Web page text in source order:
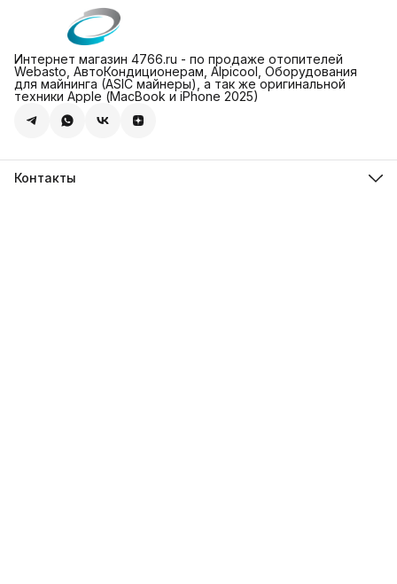
Интернет магазин 4766.ru - по продаже отопителей
Webasto, АвтоКондиционерам, Alpicool, Оборудования
для майнинга (ASIC майнеры), а так же оригинальной
техники Apple (МасBook и iPhone 2025)
Контакты